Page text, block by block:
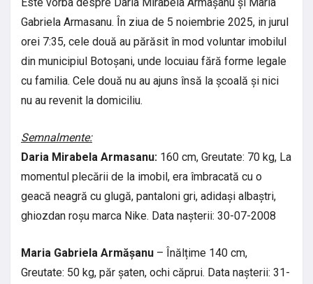
Gabriela Armasanu. În ziua de 5 noiembrie 2025, in jurul
orei 7:35, cele două au părăsit în mod voluntar imobilul
din municipiul Botoșani, unde locuiau fără forme legale
cu familia. Cele două nu au ajuns însă la școală și nici
nu au revenit la domiciliu.
Semnalmente:
Daria Mirabela Armasanu: 160 cm, Greutate: 70 kg, La
momentul plecării de la imobil, era îmbracată cu o
geacă neagră cu glugă, pantaloni gri, adidași albaștri,
ghiozdan roșu marca Nike. Data nașterii: 30-07-2008
Maria Gabriela Armășanu – Înălțime 140 cm,
Greutate: 50 kg, păr șaten, ochi căprui. Data nașterii: 31-